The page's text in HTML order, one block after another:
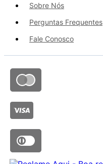
Sobre Nós
Perguntas Frequentes
Fale Conosco